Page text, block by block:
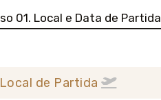
Passo 01. Local e Data de Partida
Local de Partida